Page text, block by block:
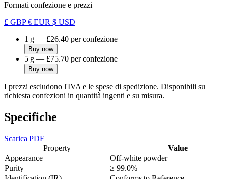
Formati confezione e prezzi
£ GBP€ EUR $ USD
1 g — £26.40 per confezione
Buy now
5 g — £75.70 per confezione
Buy now
I prezzi escludono l'IVA e le spese di spedizione. Disponibili su
richiesta confezioni in quantità ingenti e su misura.
Specifiche
Scarica PDF
Property
Value
Appearance
Off-white powder
Purity
≥ 99.0%